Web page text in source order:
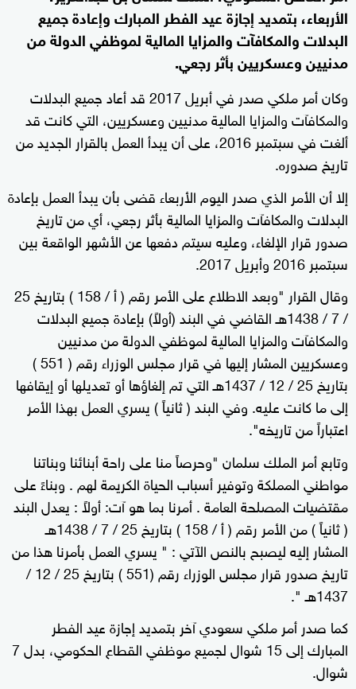
الأربعاء، بتمديد إجازة عيد الفطر المبارك وإعادة جميع
البدلات والمكافآت والمزايا المالية لموظفي الدولة من
مدنيين وعسكريين بأثر رجعي.
وكان أمر ملكي صدر في أبريل 2017 قد أعاد جميع البدلات
والمكافآت والمزايا المالية مدنيين وعسكريين، التي كانت قد
ألغت في سبتمبر 2016، على أن يبدأ العمل بالقرار الجديد من
تاريخ صدوره.
إلا أن الأمر الذي صدر اليوم الأربعاء قضى بأن يبدأ العمل بإعادة
البدلات والمكافآت والمزايا المالية بأثر رجعي، أي من تاريخ
صدور قرار الإلغاء، وعليه سيتم دفعها عن الأشهر الواقعة بين
سبتمبر 2016 وأبريل 2017.
وقال القرار "وبعد الاطلاع على الأمر رقم ( أ / 158 ) بتاريخ 25
/ 7 / 1438هـ القاضي في البند (أولاً) بإعادة جميع البدلات
والمكافآت والمزايا المالية لموظفي الدولة من مدنيين
وعسكريين المشار إليها في قرار مجلس الوزراء رقم ( 551 )
بتاريخ 25 / 12 / 1437هـ التي تم إلغاؤها أو تعديلها أو إيقافها
إلى ما كانت عليه. وفي البند ( ثانياً ) يسري العمل بهذا الأمر
اعتباراً من تاريخه".
وتابع أمر الملك سلمان "وحرصاً منا على راحة أبنائنا وبناتنا
مواطني المملكة وتوفير أسباب الحياة الكريمة لهم . وبناءً على
مقتضيات المصلحة العامة . أمرنا بما هو آت: أولاً : يعدل البند
( ثانياً ) من الأمر رقم ( أ / 158 ) بتاريخ 25 / 7 / 1438هـ
المشار إليه ليصبح بالنص الآتي : " يسري العمل بأمرنا هذا من
تاريخ صدور قرار مجلس الوزراء رقم (551 ) بتاريخ 25 / 12 /
1437هـ ".
كما صدر أمر ملكي سعودي آخر بتمديد إجازة عيد الفطر
المبارك إلى 15 شوال لجميع موظفي القطاع الحكومي، بدل 7
شوال.